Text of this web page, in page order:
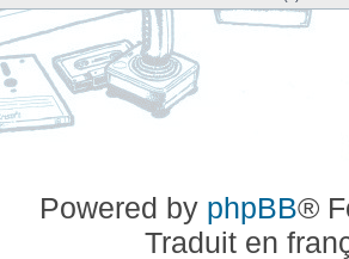
Powered by phpBB®
Traduit en